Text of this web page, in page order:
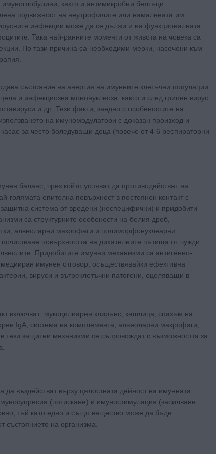
както и антимикробни белтъци.
подвижност на неутрофилите или намалената им
инфекции може да се дължи и на функционалната
Така най-ранните моменти от живота на човека са
По тази причина са необходими мерки, насочени към
състояние на анергия на имунните клетъчни популации
и инфекциозна мононуклеоза, както и след грипен вирус
и др. Тези факти, заедно с особеностите на
на имуномодулатори с доказан произход и
за често боледуващи деца (повече от 4-6 респираторни
баланс, чрез който успяват да противодействат на
голямата епителна повърхност в постоянен контакт с
система от вродени (неспецифични) и придобити
са структурните особености на белия дроб,
алвеоларни макрофаги и полиморфонуклеарни
повърхността на дихателните пътища от чужди
Придобитите имунни механизми са антигенно-
имунен отговор, осъществявайки ефективна
вируси и вътреклетъчни патогени, оцеляващи в
включват: мукоцилиарен клирънс; кашлица; спазъм на
IgA; система на комплемента; алвеоларни макрофаги;
защитни механизми се съпровождат с възможността за
въздействат върху цялостната дейност на имунната
(потискане) и имуностимулация (засилване
тъй като едно и също вещество може да бъде
състоянието на организма.